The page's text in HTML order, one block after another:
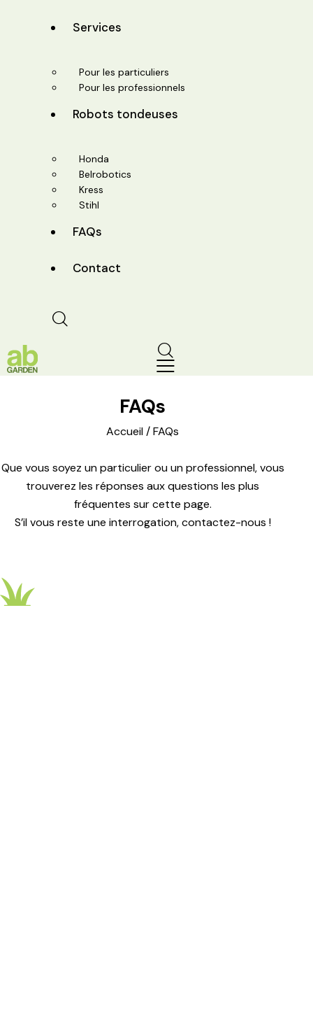
Services
Pour les particuliers
Pour les professionnels
Robots tondeuses
Honda
Belrobotics
Kress
Stihl
FAQs
Contact
FAQs
Accueil/FAQs
Que vous soyez un particulier ou un professionnel, vous
trouverez les réponses aux questions les plus
fréquentes sur cette page.
S’il vous reste une interrogation,contactez-nous !